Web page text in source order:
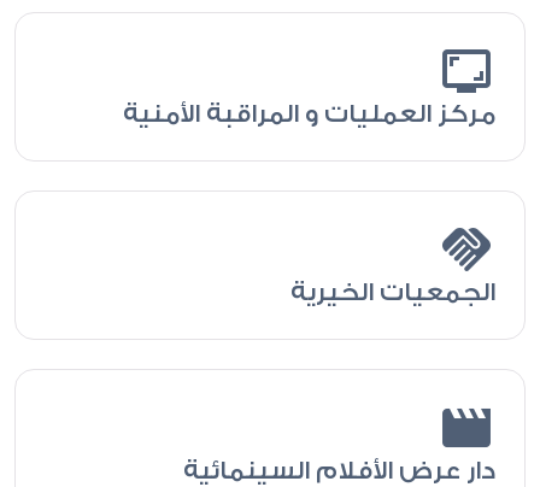
screenshot_monitor
مركز العمليات و المراقبة الأمنية
handshake
الجمعيات الخيرية
movie
دار عرض الأفلام السينمائية